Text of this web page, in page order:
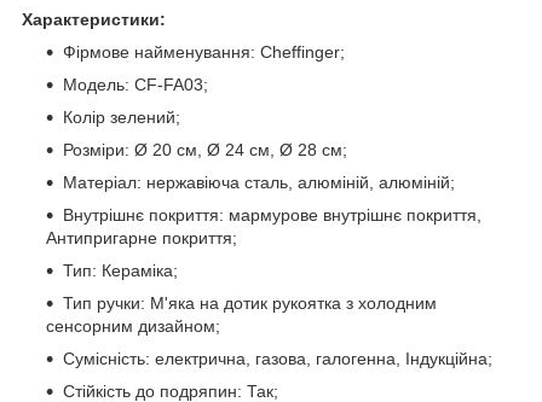
Характеристики:
Фірмове найменування: Cheffinger;
Модель: CF-FA03;
Колір зелений;
Розміри: Ø 20 см, Ø 24 см, Ø 28 см;
Матеріал: нержавіюча сталь, алюміній, алюміній;
Внутрішнє покриття: мармурове внутрішнє покриття,
Антипригарне покриття;
Тип: Кераміка;
Тип ручки: М'яка на дотик рукоятка з холодним
сенсорним дизайном;
Сумісність: електрична, газова, галогенна, Індукційна;
Стійкість до подряпин: Так;